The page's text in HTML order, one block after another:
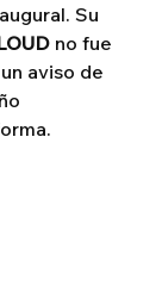
Su
no fue
aviso de